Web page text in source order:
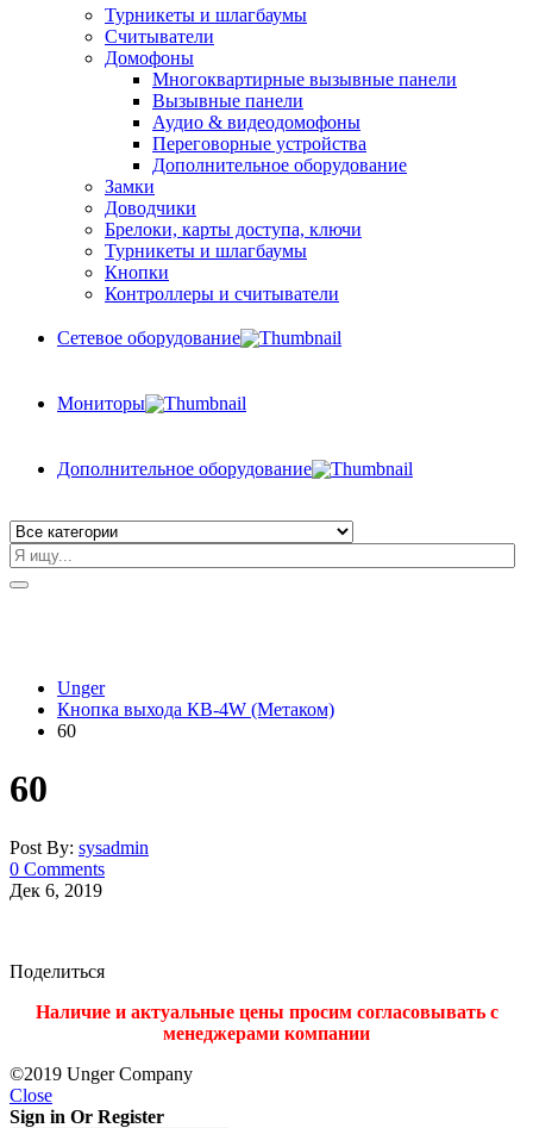
Турникеты и шлагбаумы
Cчитыватели
Домофоны
Многоквартирные вызывные панели
Вызывные панели
Аудио & видеодомофоны
Переговорные устройства
Дополнительное оборудование
Замки
Доводчики
Брелоки, карты доступа, ключи
Турникеты и шлагбаумы
Кнопки
Контроллеры и считыватели
Сетевое оборудование
Мониторы
Дополнительное оборудование
Unger
Кнопка выхода КВ-4W (Метаком)
60
60
Post By: sysadmin
0 Comments
Дек 6, 2019
Поделиться
Наличие и актуальные цены просим согласовывать с
менеджерами компании
©2019 Unger Company
Close
Sign in Or Register